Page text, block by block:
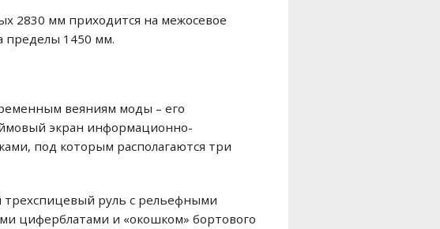
2830 мм приходится на межосевое
пределы 1450 мм.
веяниям моды – его
экран информационно-
под которым располагаются три
руль с рельефными
циферблатами и «окошком» бортового